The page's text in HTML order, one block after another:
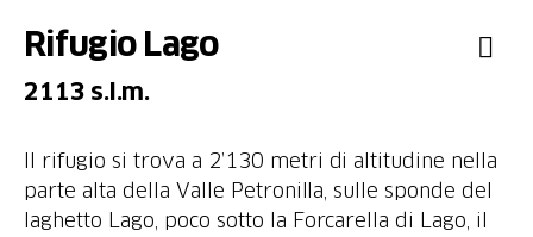
Rifugio Lago
2113 s.l.m.
Il rifugio si trova a 2’130 metri di altitudine nella
parte alta della Valle Petronilla, sulle sponde del
laghetto Lago, poco sotto la Forcarella di Lago, il